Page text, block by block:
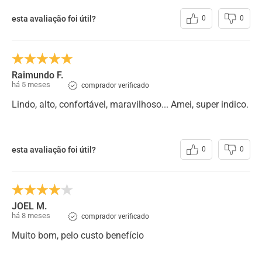
esta avaliação foi útil? 0 0
Raimundo F.
há 5 meses comprador verificado
Lindo, alto, confortável, maravilhoso... Amei, super indico.
esta avaliação foi útil? 0 0
JOEL M.
há 8 meses comprador verificado
Muito bom, pelo custo benefício